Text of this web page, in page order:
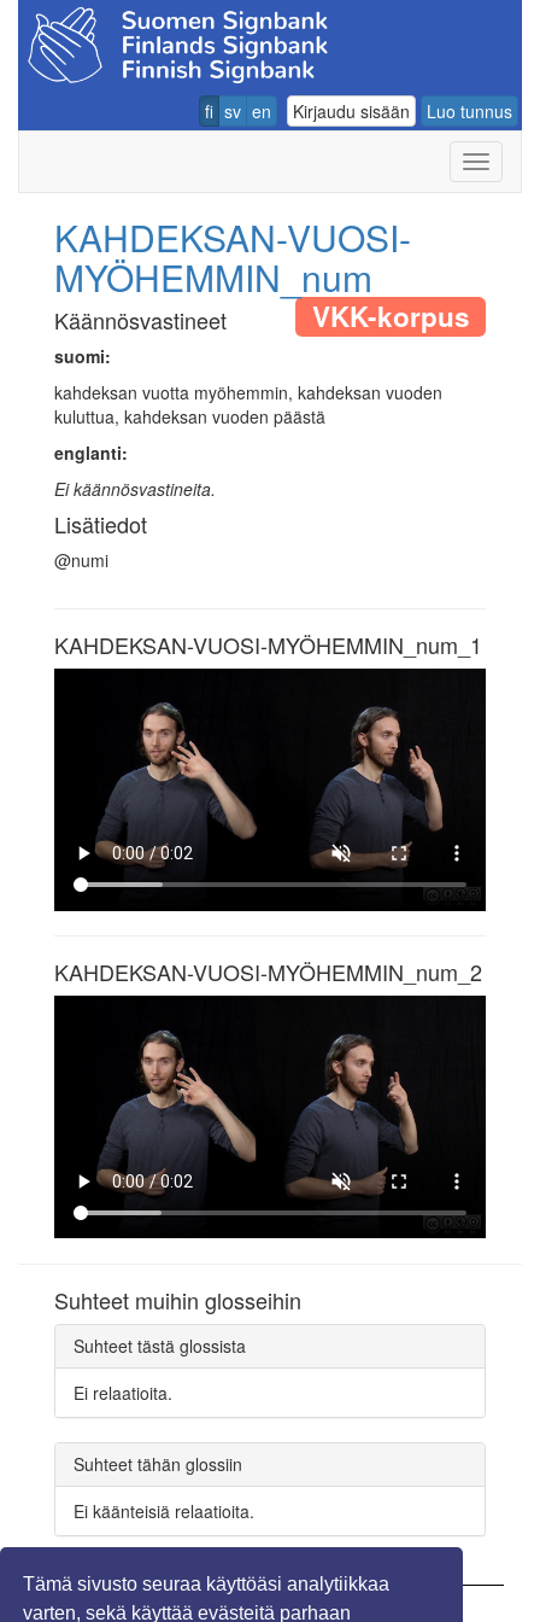
Tämä sivusto seuraa käyttöäsi analytiikkaa
varten, sekä käyttää evästeitä parhaan
fi sv en Kirjaudu sisään Luo tunnus
KAHDEKSAN-VUOSI-
MYÖHEMMIN_num
VKK-korpus
Käännösvastineet
suomi:
kahdeksan vuotta myöhemmin, kahdeksan vuoden
kuluttua, kahdeksan vuoden päästä
englanti:
Ei käännösvastineita.
Lisätiedot
@numi
KAHDEKSAN-VUOSI-MYÖHEMMIN_num_1
KAHDEKSAN-VUOSI-MYÖHEMMIN_num_2
Suhteet muihin glosseihin
Suhteet tästä glossista
Ei relaatioita.
Suhteet tähän glossiin
Ei käänteisiä relaatioita.